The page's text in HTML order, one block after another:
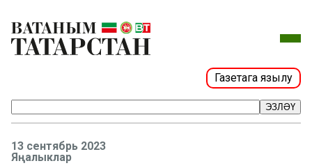
Газетага язылу
ЭЗЛӘҮ
13 сентябрь 2023
Яңалыклар